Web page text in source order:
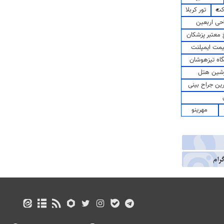
تور کربلا
اربعین
پزشکان
ایمپلنت
تیزهوشان
هتل
جراح بینی
مهرینو